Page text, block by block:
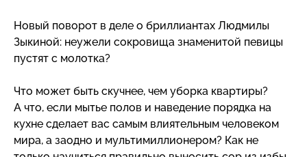
Новый поворот в деле о бриллиантах Людмилы
Зыкиной: неужели сокровища знаменитой певицы
пустят с молотка?
Что может быть скучнее, чем уборка квартиры?
А что, если мытье полов и наведение порядка на
кухне сделает вас самым влиятельным человеком
мира, а заодно и мультимиллионером? Как не